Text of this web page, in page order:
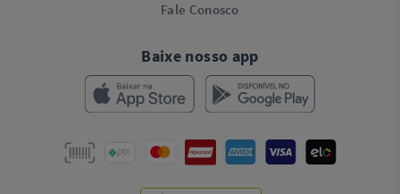
Fale Conosco
Baixe nosso app